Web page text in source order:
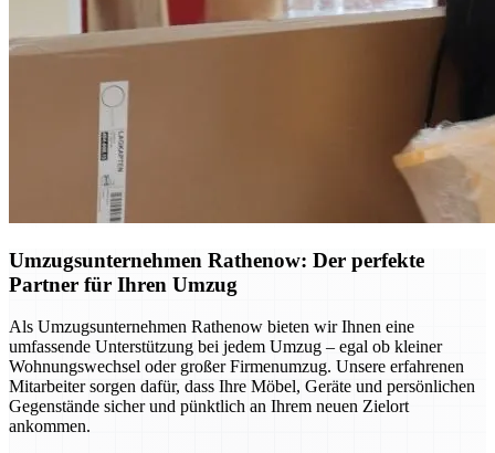
Umzugsunternehmen Rathenow: Der perfekte
Partner für Ihren Umzug
Als Umzugsunternehmen Rathenow bieten wir Ihnen eine
umfassende Unterstützung bei jedem Umzug – egal ob kleiner
Wohnungswechsel oder großer Firmenumzug. Unsere erfahrenen
Mitarbeiter sorgen dafür, dass Ihre Möbel, Geräte und persönlichen
Gegenstände sicher und pünktlich an Ihrem neuen Zielort
ankommen.